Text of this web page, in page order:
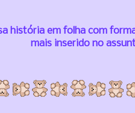
história em folha com
mais inserido no